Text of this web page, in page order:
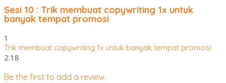
Sesi 10 : Trik membuat copywriting 1x untuk
banyak tempat promosi
1
Trik membuat copywriting 1x untuk banyak tempat promosi
2.18
Be the first to add a review.